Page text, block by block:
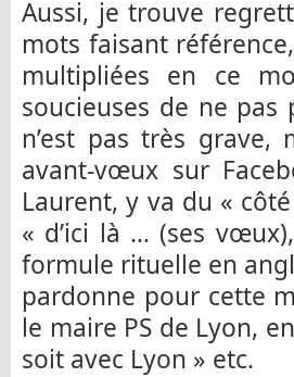
Aussi, je trouve
mots faisant
multipliées en ce
soucieuses de ne
n’est pas très
avant-vœux sur
Laurent, y va du «
« d’ici là … (ses
formule rituelle en
pardonne pour cette
le maire PS de Lyon,
soit avec Lyon » etc.